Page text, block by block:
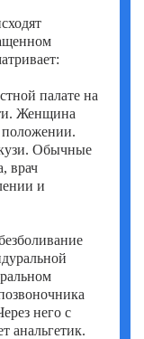
палате на
Женщина
Обычные
врач
и
него с
анальгетик.